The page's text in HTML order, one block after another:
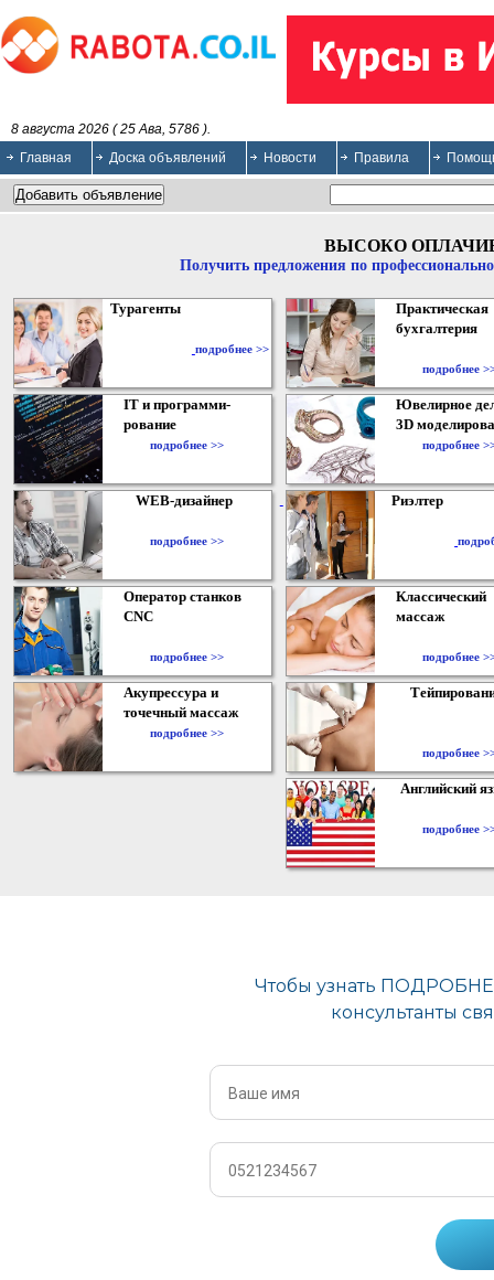
8 августа 2026 ( 25 Ава, 5786 ).
Главная
Доска объявлений Новости Правила
ВЫСОКО
Получить предложения по
Турагенты
подробнее >>
Практическая
бухгалтерия
подробнее
IT и программи-
рование
подробнее >>
Ювелирное
3D
подробнее
WEB-дизайнер
подробнее >>
Риэлтер
Оператор станков
CNC
подробнее >>
Классический
массаж
подробнее
Акупрессура и
точечный массаж
подробнее >>
подробнее
Английский
подробнее